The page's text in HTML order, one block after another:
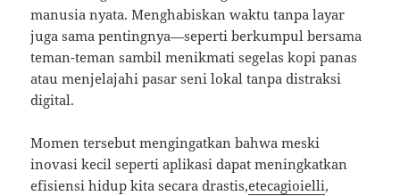
manusia nyata. Menghabiskan waktu tanpa layar
juga sama pentingnya—seperti berkumpul bersama
teman-teman sambil menikmati segelas kopi panas
atau menjelajahi pasar seni lokal tanpa distraksi
digital.
Momen tersebut mengingatkan bahwa meski
inovasi kecil seperti aplikasi dapat meningkatkan
efisiensi hidup kita secara drastis,etecagioielli,